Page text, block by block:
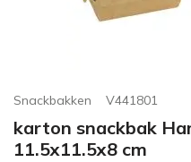
Snackbakken V441801
karton snackbak
11.5x11.5x8 cm